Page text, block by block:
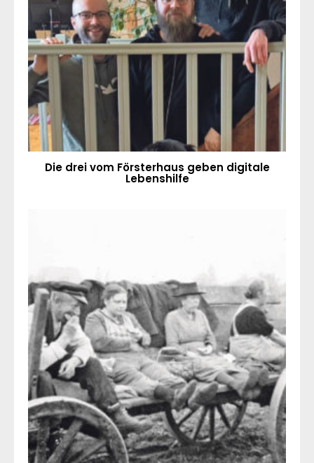
Die drei vom Försterhaus geben digitale
Lebenshilfe